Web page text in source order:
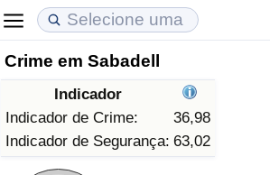
Crime em Sabadell
Indicador
Indicador de Crime:
36,98
Indicador de Segurança: 63,02
Custo de Vida
Indicador de Custo de Vida (Atual)
Indicador de Custo de Vida
Preços de Imóveis
Indicador de Preços de Imóveis
Indicador de Preços de Imóveis
Qualidade de Vida
Indicador de Qualidade de Vida
Indicador de Qualidade de Vida (Atual)